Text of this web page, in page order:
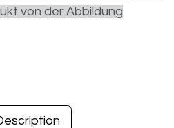
von der Abbildung